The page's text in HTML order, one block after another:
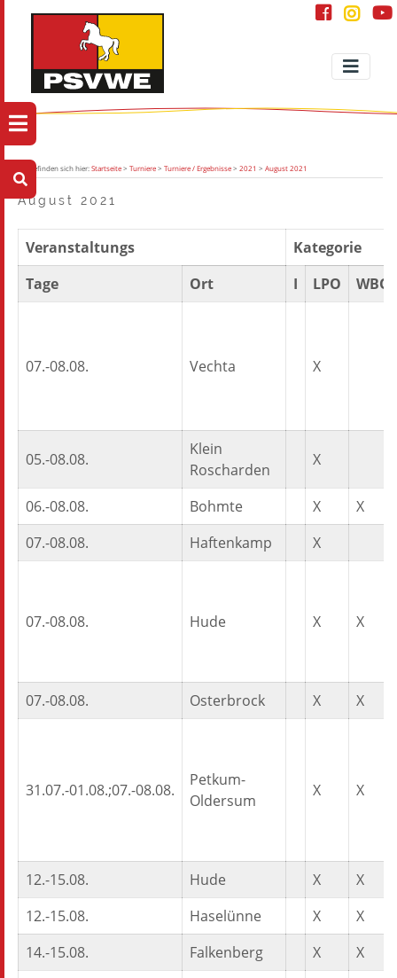
Sie befinden sich hier:Startseite> Turniere> Turniere / Ergebnisse> 2021 > August 2021
August 2021
Veranstaltungs
Kategorie
Tage
Ort I LPO WBO
07.-08.08. Vechta X
05.-08.08.
Klein
Roscharden
X
06.-08.08. Bohmte X
X
07.-08.08.
Haftenkamp X
07.-08.08. Hude X X
07.-08.08. Osterbrock X X
31.07.-01.08.;07.-08.08.
Petkum-
Oldersum
X X
12.-15.08. Hude X
X
12.-15.08.
Haselünne X
X
14.-15.08.
Falkenberg X X